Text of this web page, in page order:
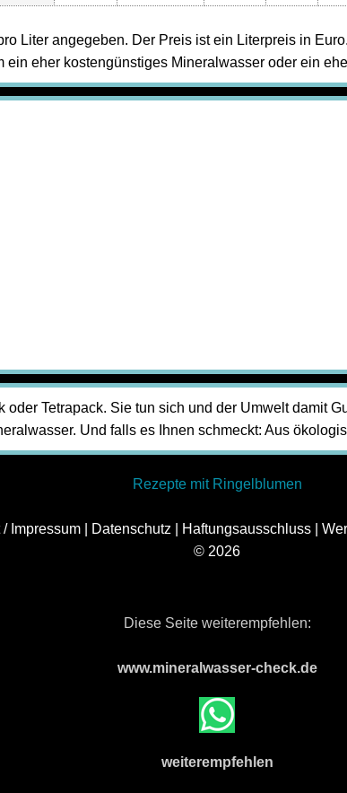
Liter angegeben. Der Preis ist ein Literpreis in
ein eher kostengünstiges Mineralwasser oder ein
Tetrapack. Sie tun sich und der Umwelt damit
Und falls es Ihnen schmeckt: Aus
Rezepte mit Ringelblumen
/ Impressum| Datenschutz Haftungsausschluss|
© 2026
Diese Seite weiterempfehlen:
www.mineralwasser-check.de
weiterempfehlen